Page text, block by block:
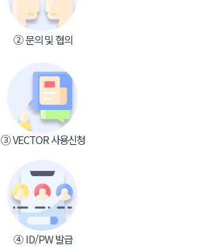
② 문의 및 협의
③ VECTOR 사용신청
④ ID/PW 발급